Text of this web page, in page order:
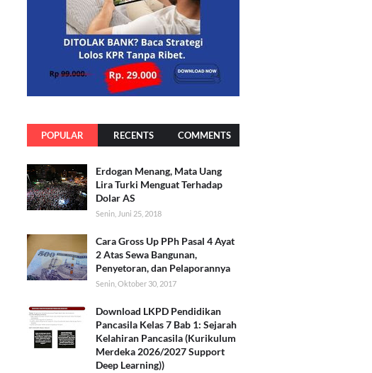
POPULAR RECENTS COMMENTS
Erdogan Menang, Mata Uang
Lira Turki Menguat Terhadap
Dolar AS
Senin, Juni 25, 2018
Cara Gross Up PPh Pasal 4 Ayat
2 Atas Sewa Bangunan,
Penyetoran, dan Pelaporannya
Senin, Oktober 30, 2017
Download LKPD Pendidikan
Pancasila Kelas 7 Bab 1: Sejarah
Kelahiran Pancasila (Kurikulum
Merdeka 2026/2027 Support
Deep Learning))